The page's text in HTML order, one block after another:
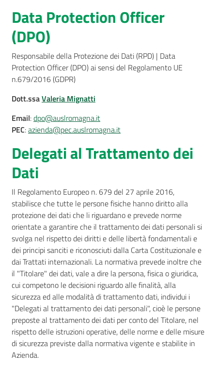
Seguici
su
Data Protection Officer
(DPO)
Responsabile della Protezione dei Dati (RPD) | Data
Protection Officer (DPO) ai sensi del Regolamento UE
n.679/2016 (GDPR)
Dott.ssaValeria Mignatti
Email:dpo@auslromagna.it
PEC:azienda@pec.auslromagna.it
Delegati al Trattamento dei
Dati
Il Regolamento Europeo n. 679 del 27 aprile 2016,
stabilisce che tutte le persone fisiche hanno diritto alla
protezione dei dati che li riguardano e prevede norme
orientate a garantire che il trattamento dei dati personali si
svolga nel rispetto dei diritti e delle libertà fondamentali e
dei principi sanciti e riconosciuti dalla Carta Costituzionale e
dai Trattati internazionali. La normativa prevede inoltre che
il "Titolare" dei dati, vale a dire la persona, fisica o giuridica,
cui competono le decisioni riguardo alle finalità, alla
sicurezza ed alle modalità di trattamento dati, individui i
"Delegati al trattamento dei dati personali", cioè le persone
preposte al trattamento dei dati per conto del Titolare, nel
rispetto delle istruzioni operative, delle norme e delle misure
di sicurezza previste dalla normativa vigente e stabilite in
Azienda.